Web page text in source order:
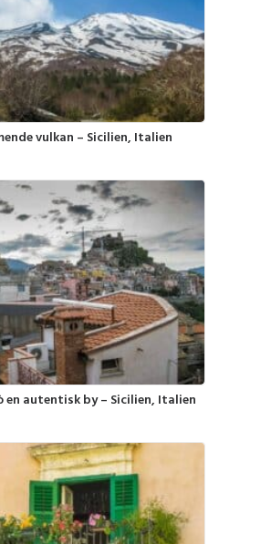
vulkan – Sicilien, Italien
en autentisk by – Sicilien, Italien